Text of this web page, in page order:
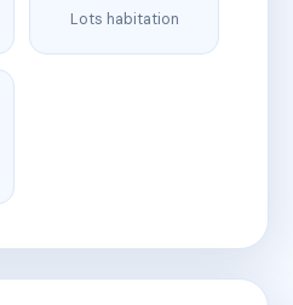
Lots habitation